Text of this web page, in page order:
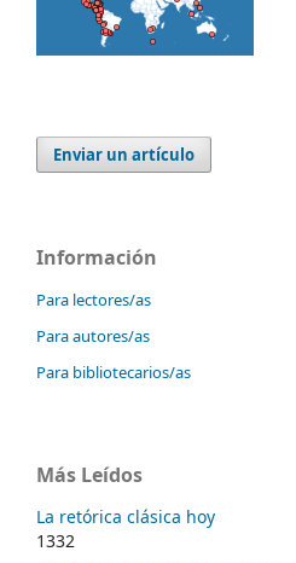
Enviar un artículo
Información
Para lectores/as
Para autores/as
Para bibliotecarios/as
Más Leídos
La retórica clásica hoy
1332